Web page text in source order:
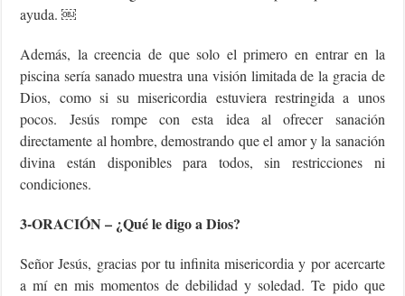
ayuda. ￼
Además, la creencia de que solo el primero en entrar en la
piscina sería sanado muestra una visión limitada de la gracia de
Dios, como si su misericordia estuviera restringida a unos
pocos. Jesús rompe con esta idea al ofrecer sanación
directamente al hombre, demostrando que el amor y la sanación
divina están disponibles para todos, sin restricciones ni
condiciones.
3-ORACIÓN – ¿Qué le digo a Dios?
Señor Jesús, gracias por tu infinita misericordia y por acercarte
a mí en mis momentos de debilidad y soledad. Te pido que